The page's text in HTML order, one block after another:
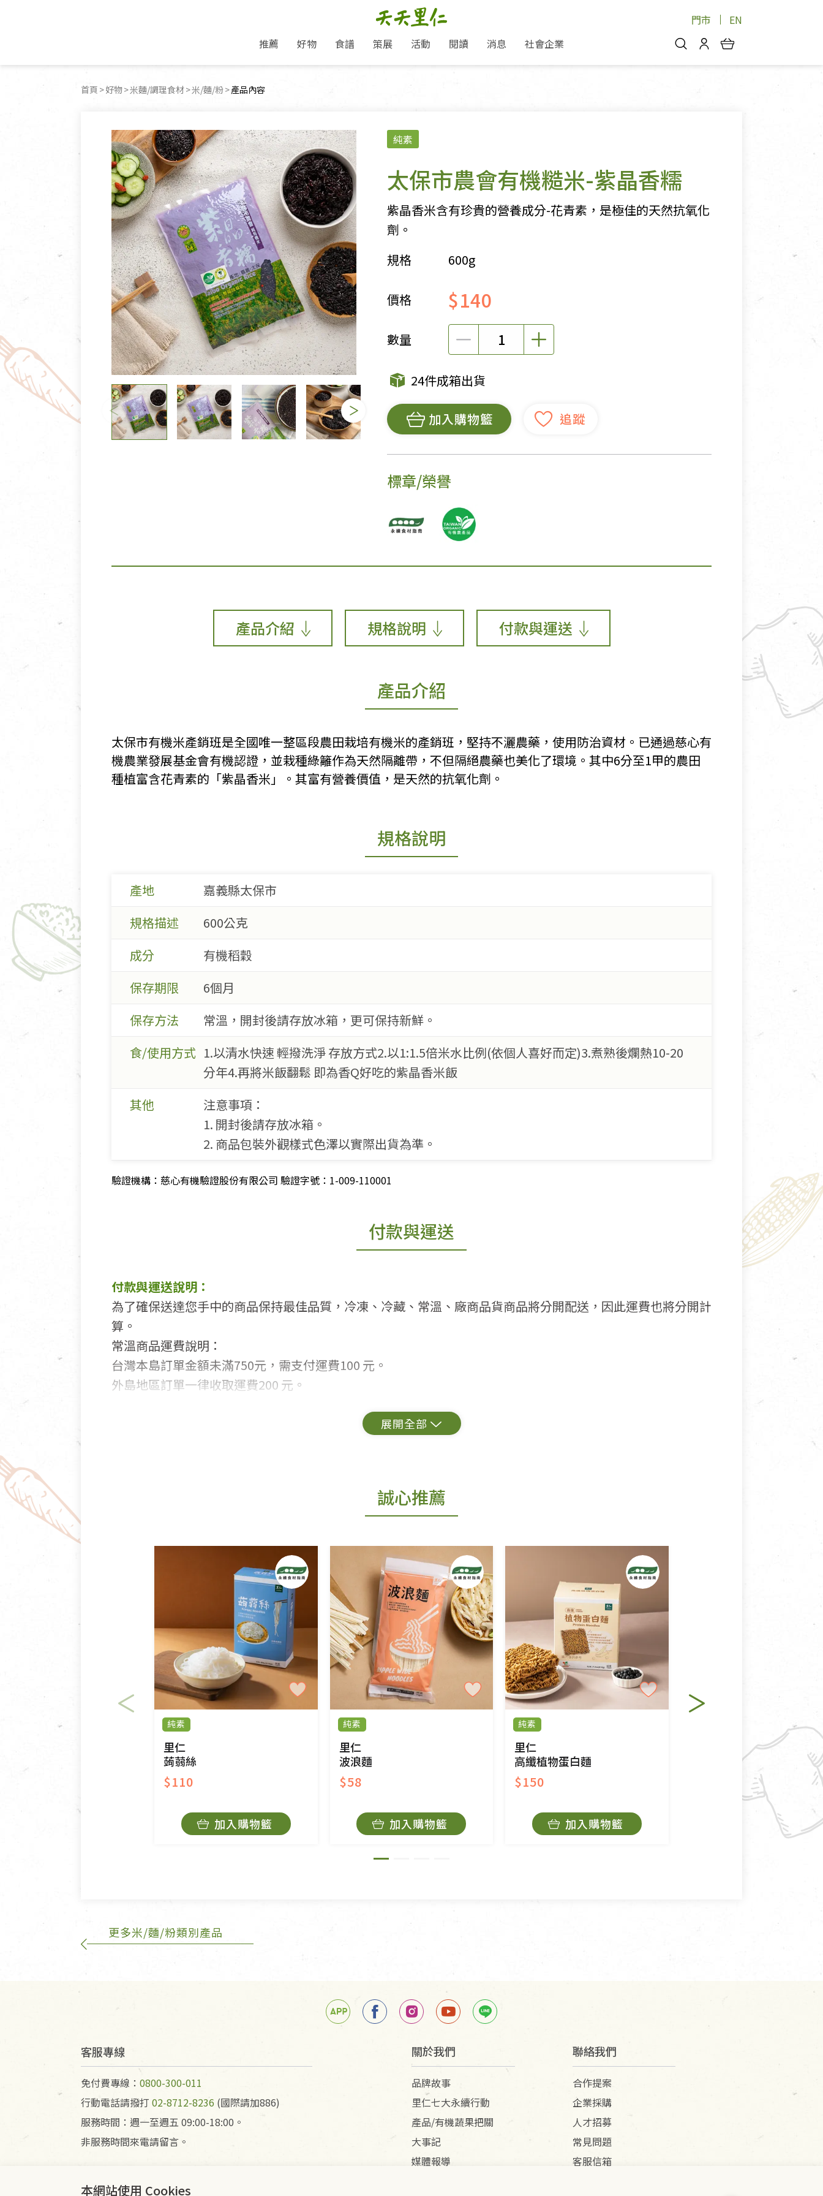
門市 EN
個人資料管理
好文收藏
推薦
好康優惠
8月快閃商品優惠
中秋禮盒預購
7月惜福愛物
6月快閃商品-好評延長優惠
傳承經典優惠
文化好書優惠
超值好物特惠
熱銷人氣產品推薦
經典必買推薦
史瓦帝尼文化節
好物
米麵/調理食材
豆麥雜糧種子
乾貨/素料/植物肉
豆腐/天貝/豆製品
調味/醬料/烘焙食材
飲品/零食
果汁/醋飲/飲料
茶/咖啡/花果茶
沖調飲/穀麥片
蜂蜜/椰奶
休閒零食
堅果/果乾
糖果/巧克力
熟食料理/調理包
包子饅頭/麵點
粽子/蘿蔔糕/年糕
素鬆/醬菜
甜品/冰品
麵包/糕點
酵素
清潔/防蟲/薰香
廚房用具/家電/家飾
個人清潔保養
臉部清潔/保養
臉部彩妝
牙膏/牙刷/漱口水
洗髮/潤髮/染髮
身體清潔/保養
個人用品
衣飾鞋包
女裝
女內著居家
男裝
男內著居家
毛巾/浴巾/手帕
鞋襪
帽/口罩/配件/包包
嬰幼/兒童
敬經帛/書套
影音/圖書
供具/修持用品
食譜
不限類別 飲品 主食
策展
「里仁誠食市集」永續新體驗
減塑 一起來！
綠色保育-我們的田, 牠們的家
里仁「史瓦帝尼文化節」
活動
產品推薦
閱讀
專題文章
食品與廠商
用品與廠商
土地與生態
蔬食營養力
生活提案
共好行動
里仁的努力
減塑微革命
少或無添加
友善耕作
支持弱勢
綠色保育
永續飲食
消息
分店動態
產品動態
公益支持
獲獎肯定
聯名合作
社會企業
產品/有機蔬果把關
大事記
里仁聯名卡
理念桌布下載
加入會員
首頁 好物 米麵/調理食材 米/麵/粉 目前頁面：
產品內容
純素
太保市農會有機糙米-紫晶香糯
紫晶香米含有珍貴的營養成分-花青素，是極佳的天然抗氧化
劑。
規格
600g
價格 $140
數量
24件成箱出貨
加入購物籃
標章/榮譽
產品介紹 規格說明 付款與運送
產品介紹
太保市有機米產銷班是全國唯一整區段農田栽培有機米的產銷班，堅持不灑農藥，使用防治資材。已通過慈心有
機農業發展基金會有機認證，並栽種綠籬作為天然隔離帶，不但隔絕農藥也美化了環境。其中6分至1甲的農田
種植富含花青素的「紫晶香米」。其富有營養價值，是天然的抗氧化劑。
規格說明
產地
嘉義縣太保市
規格描述
600公克
成分
有機稻穀
保存期限
6個月
保存方法
常溫，開封後請存放冰箱，更可保持新鮮。
食/使用方式 1.以清水快速 輕撥洗淨 存放方式2.以1:1.5倍米水比例(依個人喜好而定)3.煮熟後爛熱10-20
分年4.再將米飯翻鬆 即為香Q好吃的紫晶香米飯
其他
注意事項：
1. 開封後請存放冰箱。
2. 商品包裝外觀樣式色澤以實際出貨為準。
驗證機構：慈心有機驗證股份有限公司 驗證字號：1-009-110001
付款與運送
付款與運送說明：
為了確保送達您手中的商品保持最佳品質，冷凍、冷藏、常溫、廠商品貨商品將分開配送，因此運費也將分開計
算。
常溫商品運費說明：
台灣本島訂單金額未滿750元，需支付運費100 元。
外島地區訂單一律收取運費200 元。
若您購買的商品有下列「不適用七天鑑賞期商品」情形者，除商品瑕疵以外，恕不接受退換貨.
不適用七天鑑賞期商品：
以數位或電磁紀錄形式儲存之商品、易於變質或損壞之商品、以及性質上無法或不適合退換之商品：如CD、
VCD、DVD、電腦軟體，若產品瑕疵無法讀取僅接受原片換新。
衣飾鞋類-如T恤，如於送達後水洗或污損者。
美容保養用品、內衣褲、襪子、口罩等私人消耗性產品，一經拆封使用，恕無法退貨。
內衣褲、襪子、口罩個人衛生用品除商品本身有瑕疵外,依據《通訊交易解除權合理例外情事適用準則》, 恕無法
有標示不接受退貨的優惠商品與蔬菜箱，不接受退換，但若為商品本身或運送過程中所造成的瑕疵，則不在此
手抄稿進行退貨時，請務必保持原包裝方式及使用原箱退回。
若未保持原包裝方式或未使用原箱退回，導致書籍有任何折損、磨損、污損或凹角，將不接受退貨，也不予以退
誠心推薦
純素
里仁
蒟蒻絲
$110
加入購物籃
純素
里仁
波浪麵
$58
加入購物籃
純素
里仁
高纖植物蛋白麵
$150
加入購物籃
慈心大自然莊園
大自然島米-有機白米
暫時缺貨
更多米/麵/粉類別產品
客服專線
免付費專線： 0800-300-011
行動電話請撥打 02-8712-8236 (國際請加886)
服務時間：週一至週五 09:00-18:00。
非服務時間來電請留言。
關於我們
品牌故事
里仁七大永續行動
產品/有機蔬果把關
大事記
媒體報導
聯絡我們
合作提案
企業採購
人才招募
常見問題
客服信箱
本網站使用 Cookies